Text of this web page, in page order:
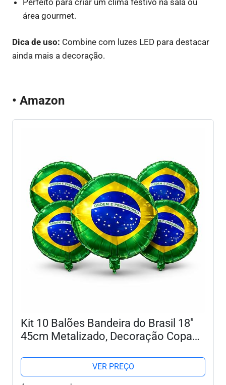
área gourmet.
Dica de uso: Combine com luzes LED para destacar
ainda mais a decoração.
• Amazon
Kit 10 Balões Bandeira do Brasil 18"
45cm Metalizado, Decoração Copa
Verde e Amarela, Evento Futebol
VER PREÇO